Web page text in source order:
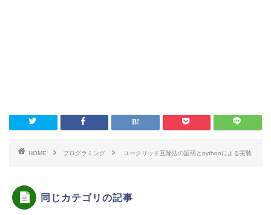
HOME プログラミング ユークリッド互除法の証明とpythonによる実装
同じカテゴリの記事